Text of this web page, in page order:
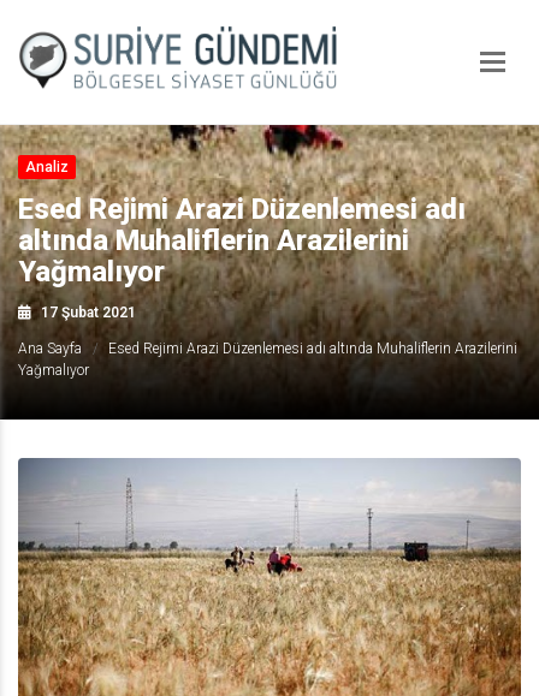
Analiz
Esed Rejimi Arazi Düzenlemesi adı
altında Muhaliflerin Arazilerini
Yağmalıyor
17 Şubat 2021
Ana Sayfa
Esed Rejimi Arazi Düzenlemesi adı altında Muhaliflerin Arazilerini
Yağmalıyor